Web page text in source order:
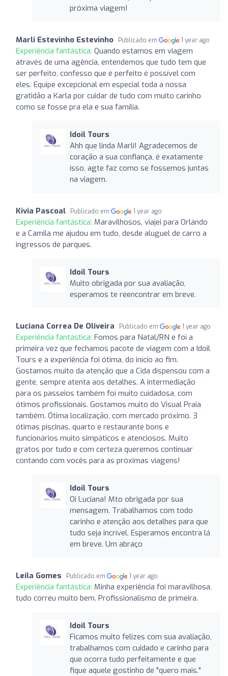
próxima viagem!
Marli Estevinho Estevinho Publicado em 1 year ago
Experiência fantástica: Quando estamos em viagem
através de uma agência, entendemos que tudo tem que
ser perfeito, confesso que é perfeito é possível com
eles. Equipe excepcional em especial toda a nossa
gratidão a Karla por cuidar de tudo com muito carinho
como se fosse pra ela e sua família.
Idoil Tours
Ahh que linda Marli! Agradecemos de
coração a sua confiança, é exatamente
isso, agte faz como se fossemos juntas
na viagem.
Kivia Pascoal Publicado em 1 year ago
Experiência fantástica: Maravilhosos, viajei para Orlando
e a Camila me ajudou em tudo, desde aluguel de carro a
ingressos de parques.
Idoil Tours
Muito obrigada por sua avaliação,
esperamos te reencontrar em breve.
Luciana Correa De Oliveira Publicado em 1 year ago
Experiência fantástica: Fomos para Natal/RN e foi a
primeira vez que fechamos pacote de viagem com a Idoil
Tours e a experiência foi ótima, do início ao fim.
Gostamos muito da atenção que a Cida dispensou com a
gente, sempre atenta aos detalhes. A intermediação
para os passeios também foi muito cuidadosa, com
ótimos profissionais. Gostamos muito do Visual Praia
também. Ótima localização, com mercado próximo. 3
ótimas piscinas, quarto e restaurante bons e
funcionários muito simpáticos e atenciosos. Muito
gratos por tudo e com certeza queremos continuar
contando com vocês para as próximas viagens!
Idoil Tours
Oi Luciana! Mto obrigada por sua
mensagem. Trabalhamos com todo
carinho e atenção aos detalhes para que
tudo seja incrível. Esperamos encontra lá
em breve. Um abraço
Leila Gomes Publicado em 1 year ago
Experiência fantástica: Minha experiência foi maravilhosa,
tudo correu muito bem. Profissionalismo de primeira.
Idoil Tours
Ficamos muito felizes com sua avaliação,
trabalhamos com cuidado e carinho para
que ocorra tudo perfeitamente e que
fique aquele gostinho de "quero mais."